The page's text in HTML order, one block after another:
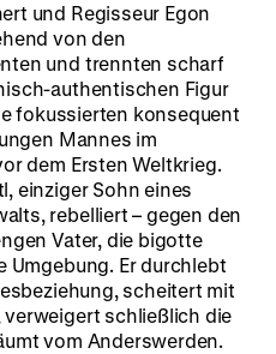
und Regisseur Egon
von den
und trennten scharf
authentischen Figur
fokussierten konsequent
Mannes im
dem Ersten Weltkrieg.
einziger Sohn eines
rebelliert – gegen den
Vater, die bigotte
Umgebung. Er durchlebt
scheitert mit
schließlich die
vom Anderswerden.